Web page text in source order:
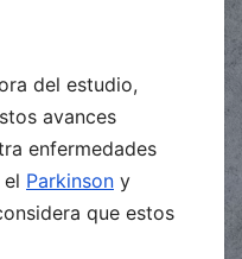
del estudio,
avances
enfermedades
Parkinson y
que estos